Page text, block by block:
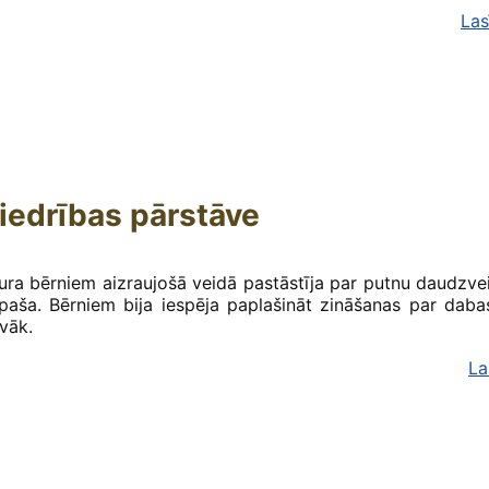
pārstāve
bērniem aizraujošā veidā pastāstīja par putnu
Bērniem bija iespēja paplašināt zināšanas par